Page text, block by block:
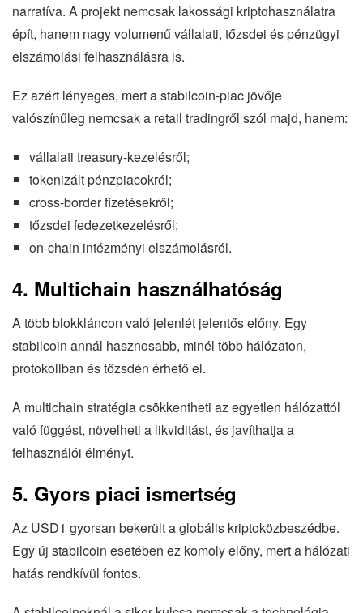
narratíva. A projekt nemcsak lakossági kriptohasználatra
épít, hanem nagy volumenű vállalati, tőzsdei és pénzügyi
elszámolási felhasználásra is.
Ez azért lényeges, mert a stabilcoin-piac jövője
valószínűleg nemcsak a retail tradingről szól majd, hanem:
vállalati treasury-kezelésről;
tokenizált pénzpiacokról;
cross-border fizetésekről;
tőzsdei fedezetkezelésről;
on-chain intézményi elszámolásról.
4. Multichain használhatóság
A több blokkláncon való jelenlét jelentős előny. Egy
stabilcoin annál hasznosabb, minél több hálózaton,
protokollban és tőzsdén érhető el.
A multichain stratégia csökkentheti az egyetlen hálózattól
való függést, növelheti a likviditást, és javíthatja a
felhasználói élményt.
5. Gyors piaci ismertség
Az USD1 gyorsan bekerült a globális kriptoközbeszédbe.
Egy új stabilcoin esetében ez komoly előny, mert a hálózati
hatás rendkívül fontos.